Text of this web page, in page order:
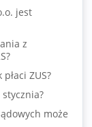
jest
z
ZUS?
może